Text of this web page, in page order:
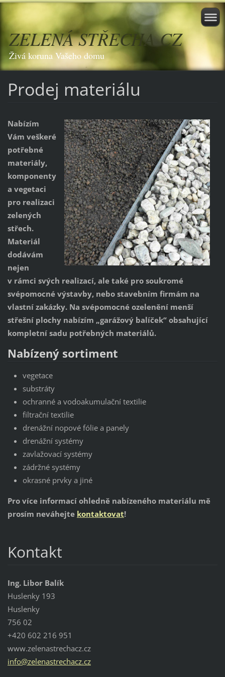
ZELENÁ STŘECHA CZ
Živá koruna Vašeho domu
Prodej materiálu
Nabízím
Vám veškeré
potřebné
materiály,
komponenty
a vegetaci
pro realizaci
zelených
střech.
Materiál
dodávám
nejen
v rámci svých realizací, ale také pro soukromé
svépomocné výstavby, nebo stavebním firmám na
vlastní zakázky. Na svépomocné ozelenění menší
střešní plochy nabízím „garážový balíček“ obsahující
kompletní sadu potřebných materiálů.
Nabízený sortiment
vegetace
substráty
ochranné a vodoakumulační textilie
filtrační textilie
drenážní nopové fólie a panely
drenážní systémy
zavlažovací systémy
zádržné systémy
okrasné prvky a jiné
Pro více informací ohledně nabízeného materiálu mě
prosím neváhejte kontaktovat!
Kontakt
Ing. Libor Balík
Huslenky 193
Huslenky
756 02
+420 602 216 951
www.zelenastrechacz.cz
info@zelenastrechacz.cz